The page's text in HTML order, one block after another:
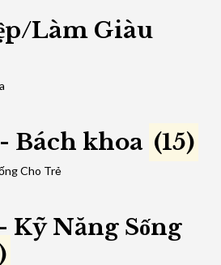
Làm Giàu
Bách khoa (15)
Kỹ Năng Sống